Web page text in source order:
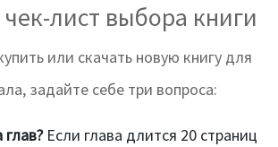
лист выбора книги
или скачать новую книгу для
задайте себе три вопроса:
Если глава длится 20 страниц